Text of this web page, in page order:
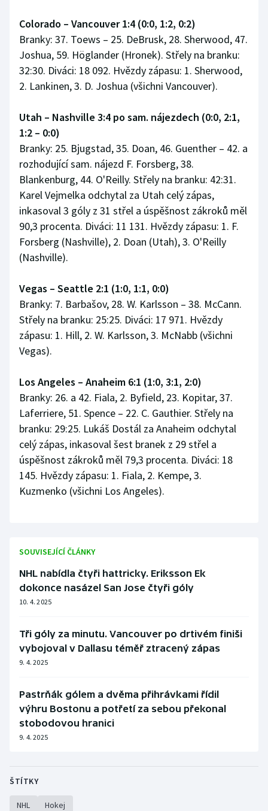
Colorado – Vancouver 1:4 (0:0, 1:2, 0:2)
Branky: 37. Toews – 25. DeBrusk, 28. Sherwood, 47.
Joshua, 59. Höglander (Hronek). Střely na branku:
32:30. Diváci: 18 092. Hvězdy zápasu: 1. Sherwood,
2. Lankinen, 3. D. Joshua (všichni Vancouver).
Utah – Nashville 3:4 po sam. nájezdech (0:0, 2:1,
1:2 – 0:0)
Branky: 25. Bjugstad, 35. Doan, 46. Guenther – 42. a
rozhodující sam. nájezd F. Forsberg, 38.
Blankenburg, 44. O'Reilly. Střely na branku: 42:31.
Karel Vejmelka odchytal za Utah celý zápas,
inkasoval 3 góly z 31 střel a úspěšnost zákroků měl
90,3 procenta. Diváci: 11 131. Hvězdy zápasu: 1. F.
Forsberg (Nashville), 2. Doan (Utah), 3. O'Reilly
(Nashville).
Vegas – Seattle 2:1 (1:0, 1:1, 0:0)
Branky: 7. Barbašov, 28. W. Karlsson – 38. McCann.
Střely na branku: 25:25. Diváci: 17 971. Hvězdy
zápasu: 1. Hill, 2. W. Karlsson, 3. McNabb (všichni
Vegas).
Los Angeles – Anaheim 6:1 (1:0, 3:1, 2:0)
Branky: 26. a 42. Fiala, 2. Byfield, 23. Kopitar, 37.
Laferriere, 51. Spence – 22. C. Gauthier. Střely na
branku: 29:25. Lukáš Dostál za Anaheim odchytal
celý zápas, inkasoval šest branek z 29 střel a
úspěšnost zákroků měl 79,3 procenta. Diváci: 18
145. Hvězdy zápasu: 1. Fiala, 2. Kempe, 3.
Kuzmenko (všichni Los Angeles).
SOUVISEJÍCÍ ČLÁNKY
NHL nabídla čtyři hattricky. Eriksson Ek
dokonce nasázel San Jose čtyři góly
10. 4. 2025
Tři góly za minutu. Vancouver po drtivém finiši
vybojoval v Dallasu téměř ztracený zápas
9. 4. 2025
Pastrňák gólem a dvěma přihrávkami řídil
výhru Bostonu a potřetí za sebou překonal
stobodovou hranici
9. 4. 2025
ŠTÍTKY
NHL Hokej